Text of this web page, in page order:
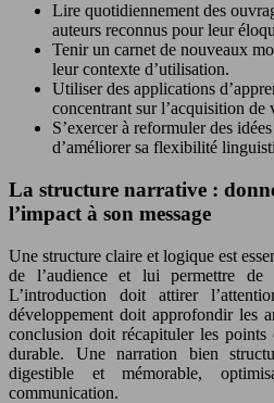
Lire quotidiennement des
auteurs reconnus pour leur
Tenir un carnet de nouveaux
leur contexte d’utilisation.
Utiliser des applications
concentrant sur l’acquisition de
S’exercer à reformuler des
d’améliorer sa flexibilité
La structure narrative :
l’impact à son message
Une structure claire et logique est
de l’audience et lui permettre
L’introduction doit attirer
développement doit approfondir les
conclusion doit récapituler les points
durable. Une narration bien
digestible et mémorable,
communication.